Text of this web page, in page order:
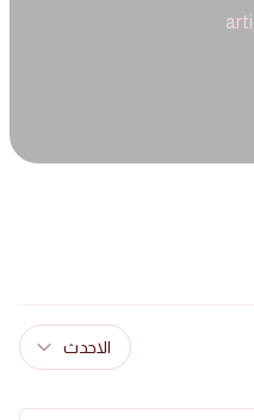
الاحدث